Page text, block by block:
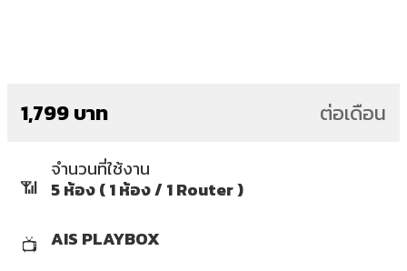
1,799 บาท ต่อเดือน
📶
จำนวนที่ใช้งาน
5 ห้อง ( 1 ห้อง / 1 Router )
📺 AIS PLAYBOX